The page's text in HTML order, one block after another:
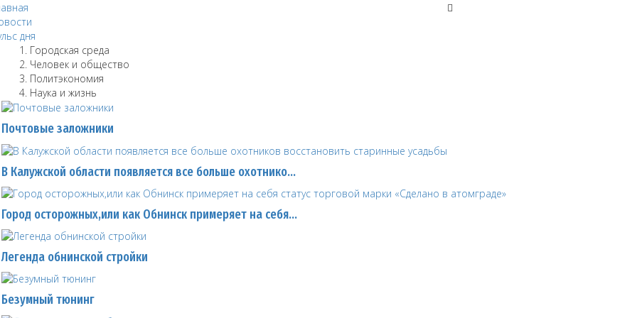
дня
Городская среда
Человек и общество
Политэкономия
Наука и жизнь
Почтовые заложники
В Калужской области появляется все больше охотнико…
Город осторожных,или как Обнинск примеряет на себя…
Легенда обнинской стройки
Безумный тюнинг